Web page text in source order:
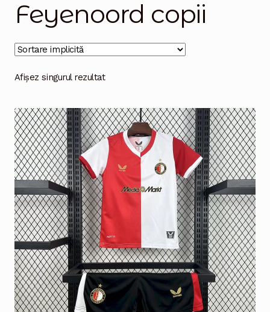
Magazinul
Feyenoord copii
Afișez singurul rezultat